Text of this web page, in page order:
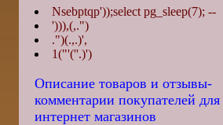
Nsebptqp'));select pg_sleep(7); --
'))),(,.")
.")(.,.)',
1("'(''.)')
Описание товаров и отзывы-
комментарии покупателей для
интернет магазинов